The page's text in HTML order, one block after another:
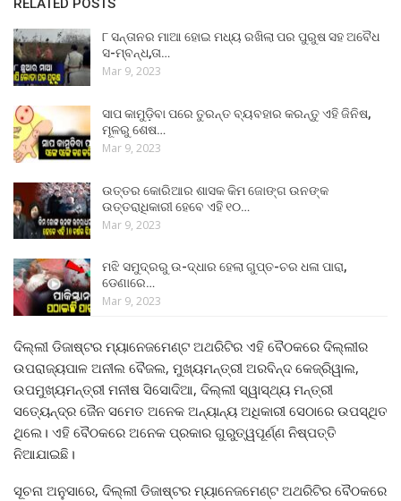
RELATED POSTS
୮ ସନ୍ତାନର ମାଆ ହୋଇ ମଧ୍ୟ ରଖିଲା ପର ପୁରୁଷ ସହ ଅବୈଧ
ସ-ମ୍ବନ୍ଧ,ତା…
Mar 9, 2023
ସାପ କାମୁଡ଼ିବା ପରେ ତୁରନ୍ତ ବ୍ୟବହାର କରନ୍ତୁ ଏହି ଜିନିଷ,
ମୂଳରୁ ଶେଷ…
Mar 9, 2023
ଉତ୍ତର କୋରିଆର ଶାସକ କିମ ଜୋଙ୍ଗ ଉନଙ୍କ
ଉତ୍ତରାଧିକାରୀ ହେବେ ଏହି ୧୦…
Mar 9, 2023
ମଝି ସମୁଦ୍ରରୁ ଉ-ଦ୍ଧାର ହେଲା ଗୁପ୍ତ-ଚର ଧଳା ପାରା,
ଡେଣାରେ…
Mar 9, 2023
ଦିଲ୍ଲୀ ଡିଜାଷ୍ଟର ମ୍ୟାନେଜମେଣ୍ଟ ଅଥରିଟିର ଏହି ବୈଠକରେ ଦିଲ୍ଲୀର
ଉପରାଜ୍ୟପାଳ ଅନୀଲ ବୈଜଲ, ମୁଖ୍ୟମନ୍ତ୍ରୀ ଅରବିନ୍ଦ କେଜ୍ରିୱାଲ,
ଉପମୁଖ୍ୟମନ୍ତ୍ରୀ ମନୀଷ ସିସୋଦିଆ, ଦିଲ୍ଲୀ ସ୍ୱାସ୍ଥ୍ୟ ମନ୍ତ୍ରୀ
ସତ୍ୟେନ୍ଦ୍ର ଜୈନ ସମେତ ଅନେକ ଅନ୍ୟାନ୍ୟ ଅଧିକାରୀ ସେଠାରେ ଉପସ୍ଥିତ
ଥିଲେ। ଏହି ବୈଠକରେ ଅନେକ ପ୍ରକାର ଗୁରୁତ୍ୱପୂର୍ଣ୍ଣ ନିଷ୍ପତ୍ତି
ନିଆଯାଇଛି।
ସୂଚନା ଅନୁସାରେ, ଦିଲ୍ଲୀ ଡିଜାଷ୍ଟର ମ୍ୟାନେଜମେଣ୍ଟ ଅଥରିଟିର ବୈଠକରେ